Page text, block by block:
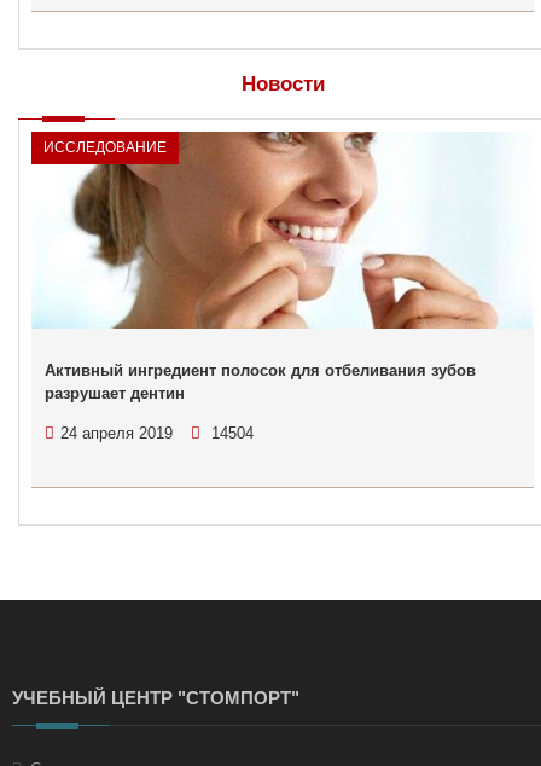
Новости
ИССЛЕДОВАНИЕ
Активный ингредиент полосок для отбеливания зубов
разрушает дентин
24 апреля 2019 14504
УЧЕБНЫЙ ЦЕНТР "СТОМПОРТ"